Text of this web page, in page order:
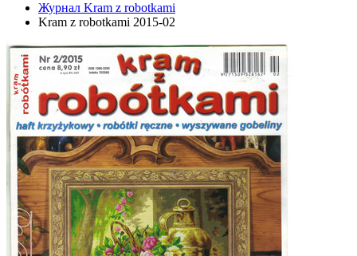
Журнал Kram z robotkami
Kram z robotkami 2015-02